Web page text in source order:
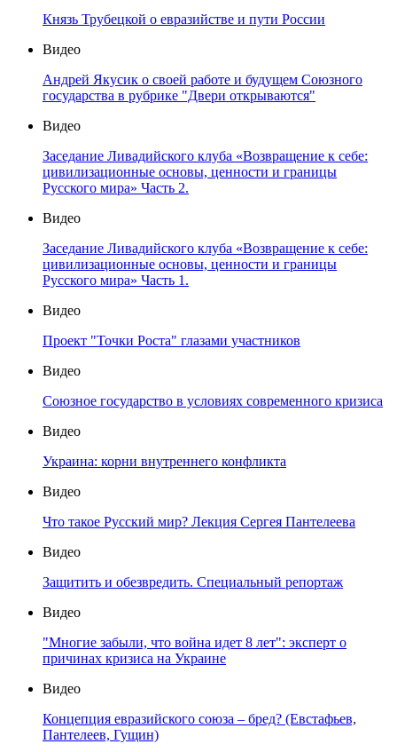
Князь Трубецкой о евразийстве и пути России
Видео
Андрей Якусик о своей работе и будущем Союзного
государства в рубрике "Двери открываются"
Видео
Заседание Ливадийского клуба «Возвращение к себе:
цивилизационные основы, ценности и границы
Русского мира» Часть 2.
Видео
Заседание Ливадийского клуба «Возвращение к себе:
цивилизационные основы, ценности и границы
Русского мира» Часть 1.
Видео
Проект "Точки Роста" глазами участников
Видео
Союзное государство в условиях современного кризиса
Видео
Украина: корни внутреннего конфликта
Видео
Что такое Русский мир? Лекция Сергея Пантелеева
Видео
Защитить и обезвредить. Специальный репортаж
Видео
"Многие забыли, что война идет 8 лет": эксперт о
причинах кризиса на Украине
Видео
Концепция евразийского союза – бред? (Евстафьев,
Пантелеев, Гущин)